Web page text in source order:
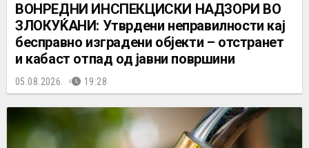
ВОНРЕДНИ ИНСПЕКЦИСКИ НАДЗОРИ ВО
ЗЛОКУЌАНИ: Утврдени неправилности кај
бесправно изградени објекти – отстранет
и кабаст отпад од јавни површини
05.08.2026. 19:28